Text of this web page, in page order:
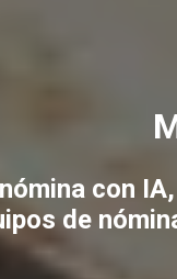
con
de